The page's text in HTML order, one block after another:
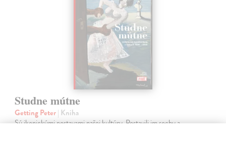
Studne mútne
Getting Peter| Kniha
Sú ikonickými postavami našej kultúry. Postavili im sochy a